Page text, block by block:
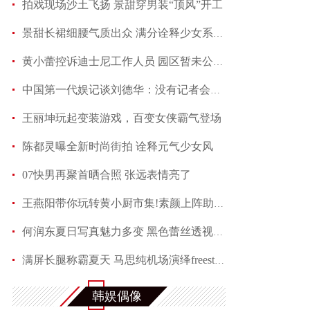
拍戏现场沙土飞扬 景甜穿男装“顶风”开工
景甜长裙细腰气质出众 满分诠释少女系优雅
黄小蕾控诉迪士尼工作人员 园区暂未公开回应当事
中国第一代娱记谈刘德华：没有记者会不喜欢他
王丽坤玩起变装游戏，百变女侠霸气登场
陈都灵曝全新时尚街拍 诠释元气少女风
07快男再聚首晒合照 张远表情亮了
王燕阳带你玩转黄小厨市集!素颜上阵助力嫣然天使
何润东夏日写真魅力多变 黑色蕾丝透视西装性感吸
满屏长腿称霸夏天 马思纯机场演绎freestyle
赵芮曝全新写真 笑靥如花展现十足冻龄魅力
韩娱偶像